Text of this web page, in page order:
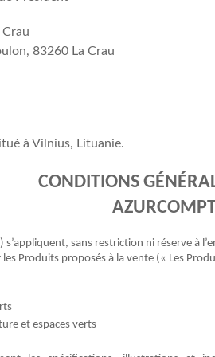
83260 La Crau
à Vilnius, Lituanie.
CONDITIONS
) s’appliquent, sans restriction ni réserve à
les Produits proposés à la vente (« Les
et espaces verts